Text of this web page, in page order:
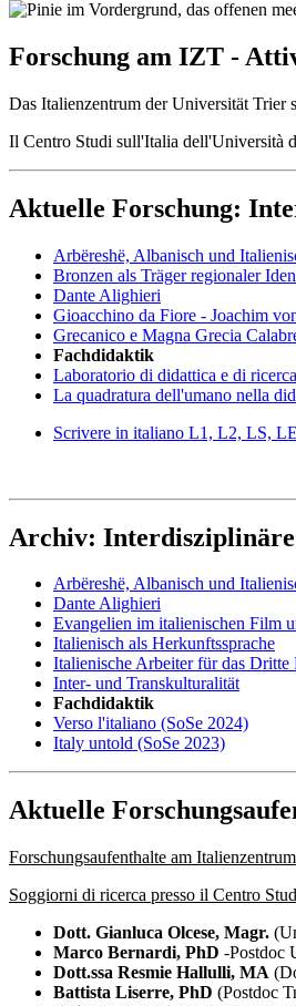
Forschung am IZT -
Das Italienzentrum der Universität Trier
Il Centro Studi sull'Italia dell'Università
Aktuelle Forschung:
Arbëreshë, Albanisch und
Bronzen als Träger regionaler
Dante Alighieri
Gioacchino da Fiore - Joachim
Grecanico e Magna Grecia
Fachdidaktik
Laboratorio di didattica e di
La quadratura dell'umano nella
Scrivere in italiano L1, L2, LS,
Archiv: Interdisziplinäre
Arbëreshë, Albanisch und
Dante Alighieri
Evangelien im italienischen Film
Italienisch als Herkunftssprache
Italienische Arbeiter für das Dritte
Inter- und Transkulturalität
Fachdidaktik
Verso l'italiano (SoSe 2024)
Italy untold (SoSe 2023)
Aktuelle
Forschungsaufenthalte am
Soggiorni di ricerca presso il Centro
Dott. Gianluca Olcese, Magr.
Marco Bernardi, PhD -Postdoc
Dott.ssa Resmie Hallulli, MA
Battista Liserre, PhD (Postdoc